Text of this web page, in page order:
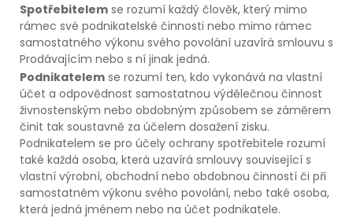
Spotřebitelem se rozumí každý člověk, který mimo
rámec své podnikatelské činnosti nebo mimo rámec
samostatného výkonu svého povolání uzavírá smlouvu s
Prodávajícím nebo s ní jinak jedná.
Podnikatelem se rozumí ten, kdo vykonává na vlastní
účet a odpovědnost samostatnou výdělečnou činnost
živnostenským nebo obdobným způsobem se záměrem
činit tak soustavně za účelem dosažení zisku.
Podnikatelem se pro účely ochrany spotřebitele rozumí
také každá osoba, která uzavírá smlouvy související s
vlastní výrobní, obchodní nebo obdobnou činností či při
samostatném výkonu svého povolání, nebo také osoba,
která jedná jménem nebo na účet podnikatele.